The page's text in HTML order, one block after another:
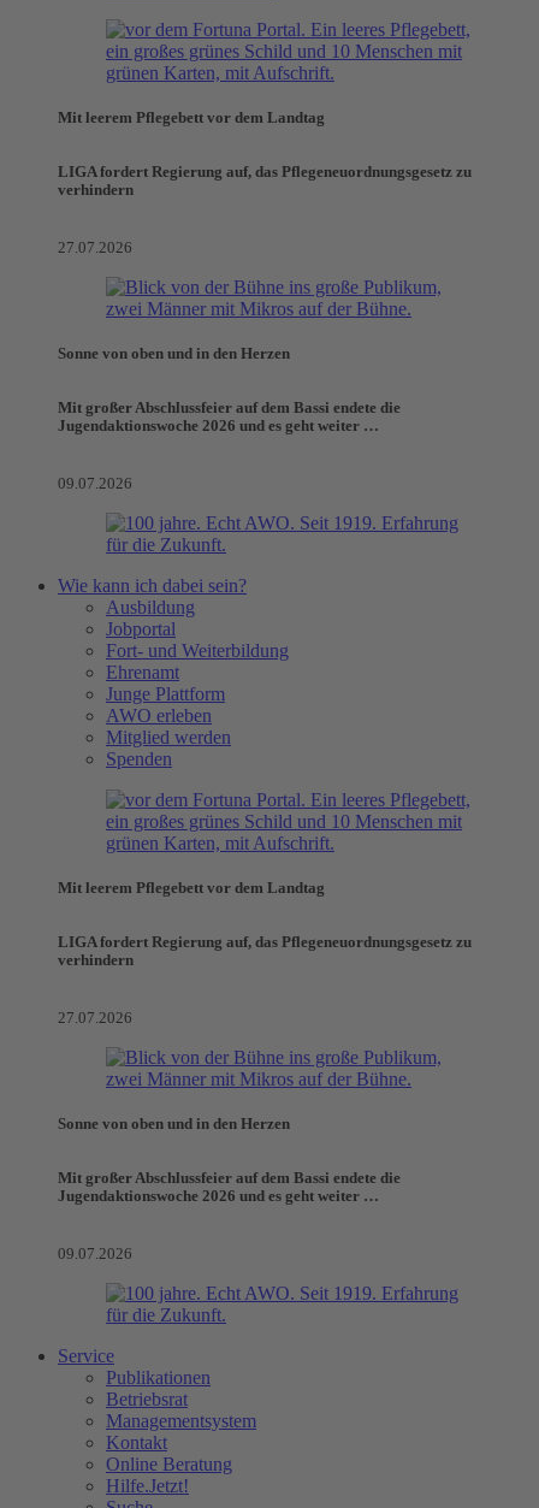
Mit leerem Pflegebett vor dem Landtag
LIGA fordert Regierung auf, das Pflegeneuordnungsgesetz zu
verhindern
27.07.2026
Sonne von oben und in den Herzen
Mit großer Abschlussfeier auf dem Bassi endete die
Jugendaktionswoche 2026 und es geht weiter …
09.07.2026
Wie kann ich dabei sein?
Ausbildung
Jobportal
Fort- und Weiterbildung
Ehrenamt
Junge Plattform
AWO erleben
Mitglied werden
Spenden
Mit leerem Pflegebett vor dem Landtag
LIGA fordert Regierung auf, das Pflegeneuordnungsgesetz zu
verhindern
27.07.2026
Sonne von oben und in den Herzen
Mit großer Abschlussfeier auf dem Bassi endete die
Jugendaktionswoche 2026 und es geht weiter …
09.07.2026
Service
Publikationen
Betriebsrat
Managementsystem
Kontakt
Online Beratung
Hilfe.Jetzt!